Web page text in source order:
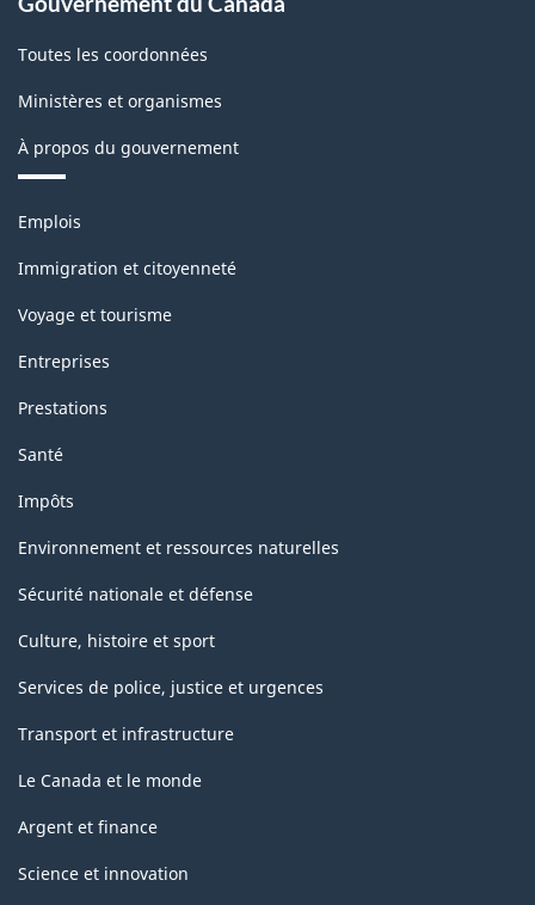
Toutes les coordonnées
Ministères et organismes
À propos du gouvernement
Thèmes
sujets
Emplois
Immigration et citoyenneté
Voyage et tourisme
Entreprises
Prestations
Santé
Impôts
Environnement et ressources naturelles
Sécurité nationale et défense
Culture, histoire et sport
Services de police, justice et urgences
Transport et infrastructure
Le Canada et le monde
Argent et finance
Science et innovation